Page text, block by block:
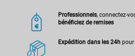
Professionnels, connectez-
bénéficiez de remises
Expédition dans les 24h pour